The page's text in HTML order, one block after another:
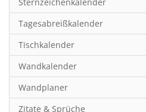
Landschaft & Natur
Lifestyle
Literatur
Manga & Animé
Neutrale Kalender
Tagesabreißkalender
Tischkalender
Wandkalender
Wandplaner
Zitate & Sprüche